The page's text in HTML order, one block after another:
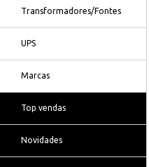
Transformadores/Fontes
UPS
Marcas
Top vendas
Novidades